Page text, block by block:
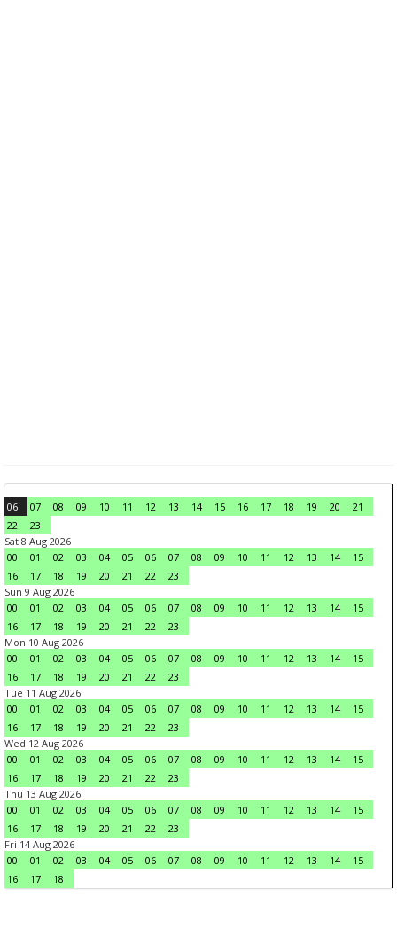
06 07 08 09 10 11 12 13 14 15 16 17 18 19 20
21
22
23
Sat 8 Aug 2026
00
01 02 03 04 05 06 07 08 09 10 11 12 13 14
15
16
17 18 19 20 21 22
23
Sun 9 Aug 2026
00
01 02 03 04 05 06 07 08 09 10 11 12 13 14
15
16
17 18 19 20 21 22
23
Mon 10 Aug 2026
00
01 02 03 04 05 06 07 08 09 10 11 12 13 14
15
16
17 18 19 20 21 22
23
Tue 11 Aug 2026
00
01 02 03 04 05 06 07 08 09 10 11 12 13 14
15
16
17 18 19 20 21 22
23
Wed 12 Aug 2026
00
01 02 03 04 05 06 07 08 09 10 11 12 13 14
15
16
17 18 19 20 21 22
23
Thu 13 Aug 2026
00
01 02 03 04 05 06 07 08 09 10 11 12 13 14
15
16
17 18 19 20 21 22
23
Fri 14 Aug 2026
00
01 02 03 04 05 06 07 08 09 10 11 12 13 14
15
16
17 18